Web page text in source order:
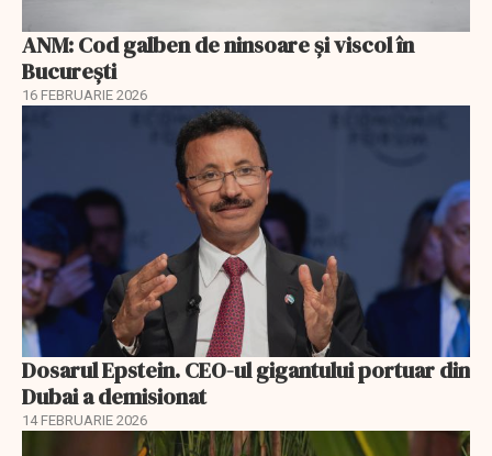
ANM: Cod galben de ninsoare și viscol în
București
16 FEBRUARIE 2026
Dosarul Epstein. CEO-ul gigantului portuar din
Dubai a demisionat
14 FEBRUARIE 2026